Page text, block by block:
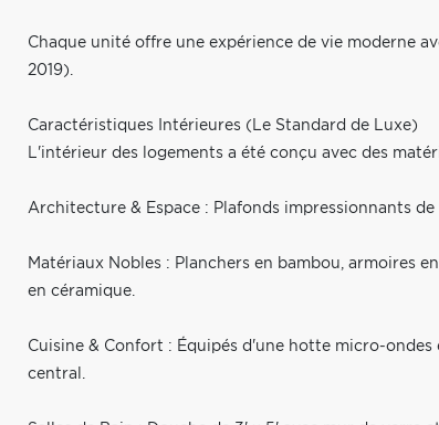
Chaque unité offre une expérience de vie moderne
2019).
Caractéristiques Intérieures (Le Standard de Luxe)
L'intérieur des logements a été conçu avec des
Architecture & Espace : Plafonds impressionnants
Matériaux Nobles : Planchers en bambou, armoires
en céramique.
Cuisine & Confort : Équipés d'une hotte micro-
central.